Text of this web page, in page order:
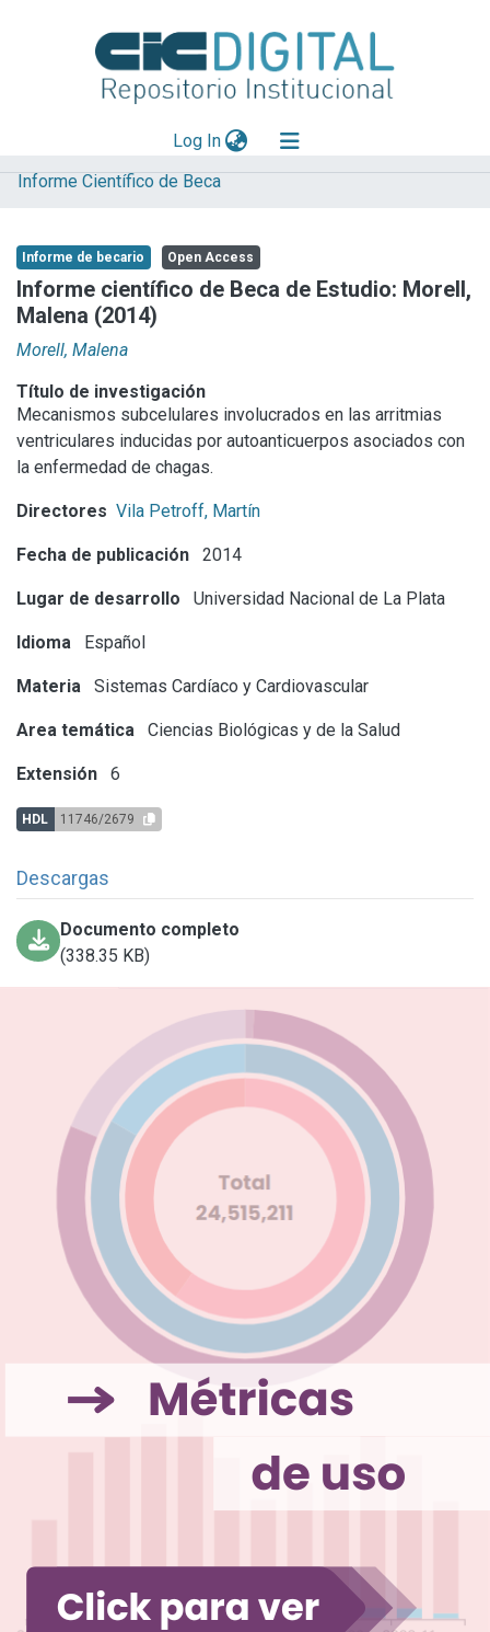
Log In(current)
Explorar
Aportar material
Statistics
Informe Científico de Beca
Informe de becario Open Access
Informe científico de Beca de Estudio: Morell,
Malena (2014)
Morell, Malena
Título de investigación
Mecanismos subcelulares involucrados en las arritmias
ventriculares inducidas por autoanticuerpos asociados con
la enfermedad de chagas.
Directores Vila Petroff, Martín
Fecha de publicación 2014
Lugar de desarrollo Universidad Nacional de La Plata
Idioma Español
Materia Sistemas Cardíaco y Cardiovascular
Area temática Ciencias Biológicas y de la Salud
Extensión 6
HDL 11746/2679
Descargas
Documento completo
(338.35 KB)